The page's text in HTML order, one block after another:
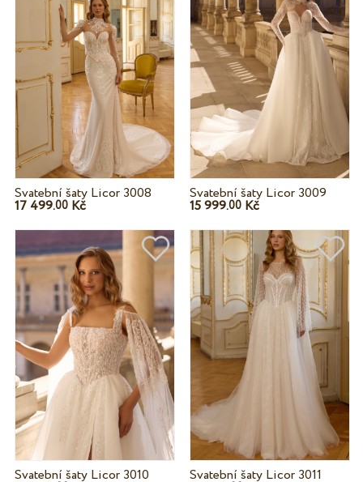
Svatební šaty Licor 3008
17 499.00Kč
Svatební šaty Licor 3009
15 999.00 Kč
Svatební šaty Licor 3010 Svatební šaty Licor 3011